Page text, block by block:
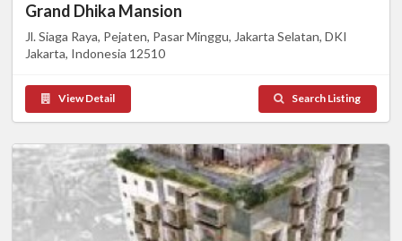
Grand Dhika Mansion
Jl. Siaga Raya, Pejaten, Pasar Minggu, Jakarta Selatan, DKI
Jakarta, Indonesia 12510
View Detail Search Listing